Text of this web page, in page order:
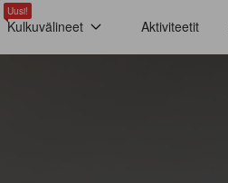
Uusi!
Kulkuvälineet Aktiviteetit